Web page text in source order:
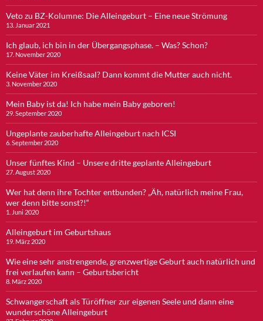
Veto zu BZ-Kolumne: Die Alleingeburt – Eine neue Strömung
13. Januar 2021
Ich glaub, ich bin in der Übergangsphase. – Was? Schon?
17. November 2020
Keine Väter im Kreißsaal? Dann kommt die Mutter auch nicht.
3. November 2020
Mein Baby ist da! Ich habe mein Baby geboren!
29. September 2020
Ungeplante zauberhafte Alleingeburt nach ICSI
6. September 2020
Unser fünftes Kind – Unsere dritte geplante Alleingeburt
27. August 2020
Wer hat denn ihre Tochter entbunden? „Äh, natürlich meine Frau,
wer denn bitte sonst?!“
1. Juni 2020
Alleingeburt im Geburtshaus
19. März 2020
Wie eine sehr anstrengende, grenzwertige Geburt auch natürlich und
frei verlaufen kann – Geburtsbericht
8. März 2020
Schwangerschaft als Türöffner zur eigenen Seele und dann eine
wunderschöne Alleingeburt